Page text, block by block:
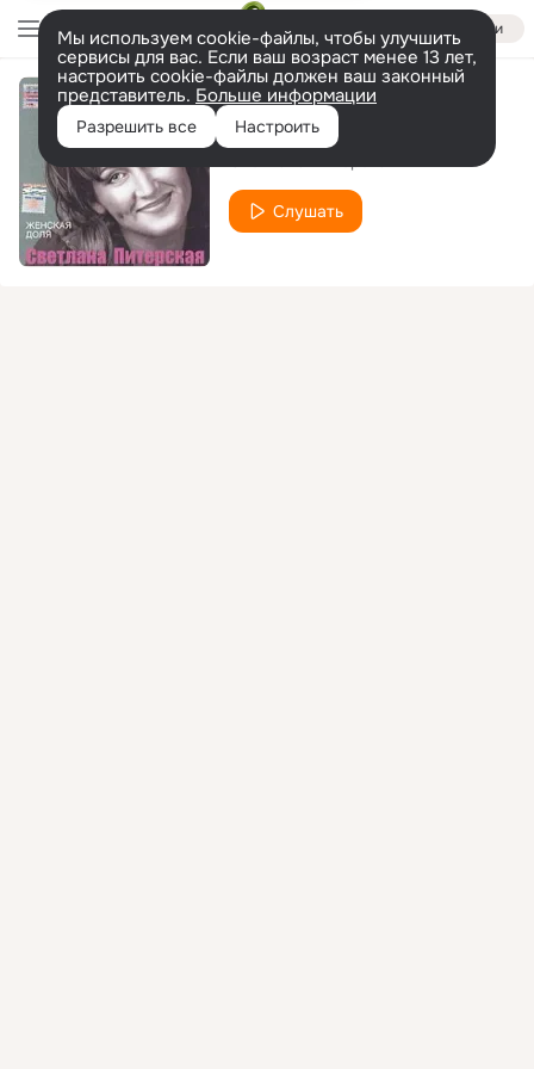
Войти
Мы используем cookie-файлы, чтобы улучшить
сервисы для вас. Если ваш возраст менее 13 лет,
настроить cookie-файлы должен ваш законный
представитель. Больше информации
Разрешить все Настроить
Вязаный жакет
Слушать